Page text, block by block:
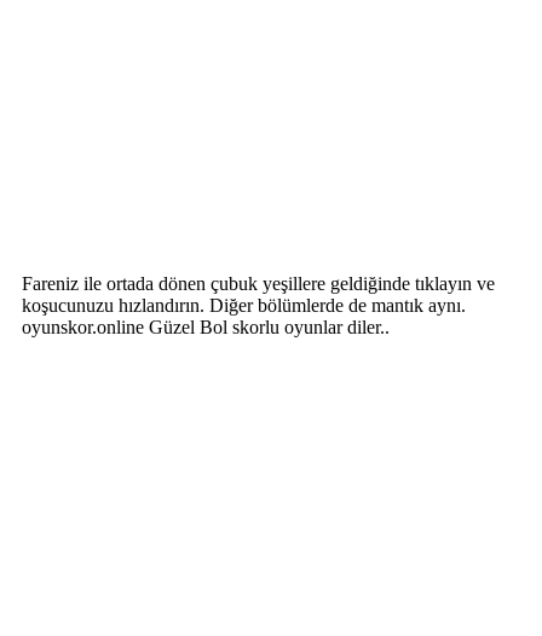
Fareniz ile ortada dönen çubuk yeşillere geldiğinde tıklayın ve
koşucunuzu hızlandırın. Diğer bölümlerde de mantık aynı.
oyunskor.online Güzel Bol skorlu oyunlar diler..